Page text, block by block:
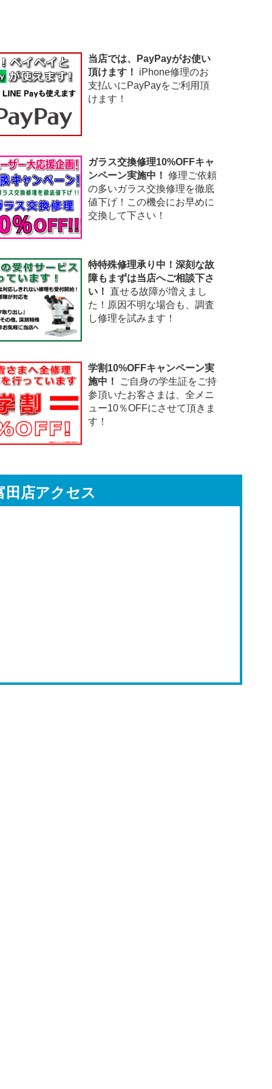
当店では、PayPayがお使い
頂けます！ iPhone修理のお
支払いにPayPayをご利用頂
けます！
ガラス交換修理10%OFFキャ
ンペーン実施中！ 修理ご依頼
の多いガラス交換修理を徹底
値下げ！この機会にお早めに
交換して下さい！
特特殊修理承り中！深刻な故
障もまずは当店へご相談下さ
い！ 直せる故障が増えまし
た！原因不明な場合も、調査
し修理を試みます！
学割10%OFFキャンペーン実
施中！
ご自身の学生証をご持
参頂いたお客さまは、全メニ
ュー10％OFFにさせて頂きま
す！
田店アクセス